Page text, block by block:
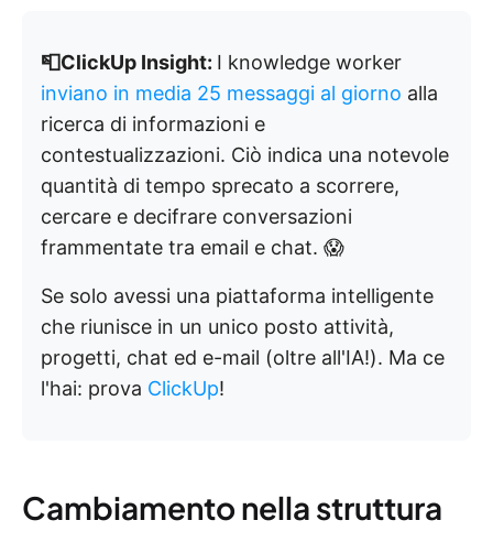
📮ClickUp Insight: I knowledge worker
inviano in media 25 messaggi al giorno alla
ricerca di informazioni e
contestualizzazioni. Ciò indica una notevole
quantità di tempo sprecato a scorrere,
cercare e decifrare conversazioni
frammentate tra email e chat. 😱
Se solo avessi una piattaforma intelligente
che riunisce in un unico posto attività,
progetti, chat ed e-mail (oltre all'IA!). Ma ce
l'hai: prova ClickUp!
Cambiamento nella struttura